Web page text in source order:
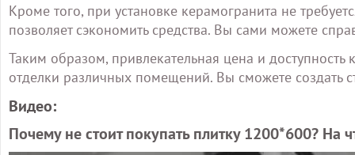
Кроме того, при установке керамогранита не
позволяет сэкономить средства. Вы сами можете
Таким образом, привлекательная цена и
отделки различных помещений. Вы сможете создать
Видео:
Почему не стоит покупать плитку 1200*600? На